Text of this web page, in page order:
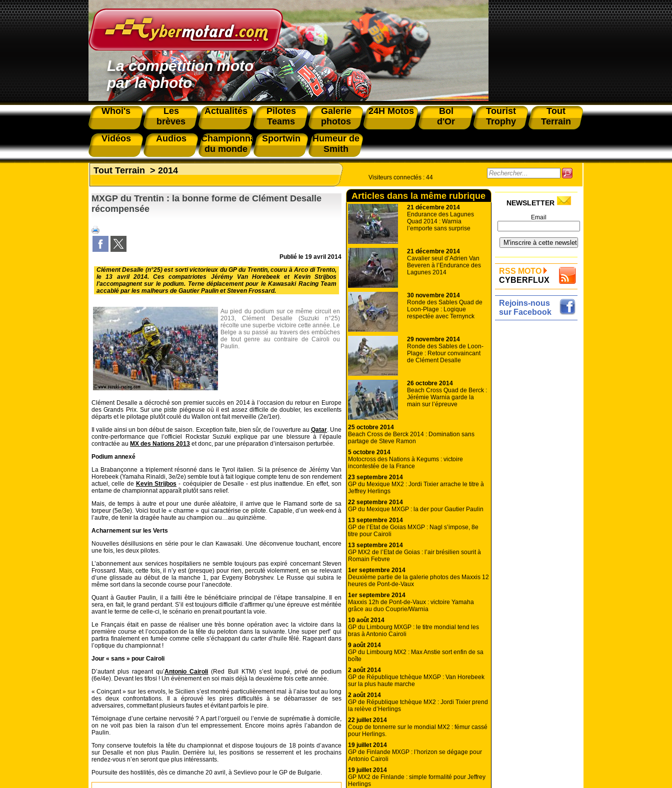
La compétition moto
par la photo
Whoi's
Les
brèves
Actualités
Pilotes
Teams
Galerie
photos
24H Motos
Bol
d'Or
Tourist
Trophy
Tout
Terrain
Vidéos
Audios
Championnat
du monde
Sportwin
Humeur de
Smith
Tout Terrain > 2014
MXGP du Trentin : la bonne forme de Clément Desalle
récompensée
Publié le 19 avril 2014
Clément Desalle (n°25) est sorti victorieux du GP du Trentin, couru à Arco di Trento,
le 13 avril 2014. Ces compatriotes Jérémy Van Horebeek et Kevin Strijbos
l’accompagnent sur le podium. Terne déplacement pour le Kawasaki Racing Team
accablé par les malheurs de Gautier Paulin et Steven Frossard.
Au pied du podium sur ce même circuit en
2013, Clément Desalle (Suzuki n°25)
récolte une superbe victoire cette année. Le
Belge a su passé au travers des embûches
de tout genre au contraire de Cairoli ou
Paulin.
Clément Desalle a décroché son premier succès en 2014 à l’occasion du retour en Europe
des Grands Prix. Sur une piste piégeuse où il est assez difficile de doubler, les excellents
départs et le pilotage plutôt coulé du Wallon ont fait merveille (2e/1er).
Il valide ainsi un bon début de saison. Exception faite, bien sûr, de l’ouverture au Qatar. Une
contre-performance que l’officiel Rockstar Suzuki explique par une blessure à l’épaule
contractée au MX des Nations 2013 et donc, par une préparation d’intersaison perturbée.
Podium annexé
La Brabançonne a triplement résonné dans le Tyrol italien. Si la présence de Jérémy Van
Horebeek (Yamaha Rinaldi, 3e/2e) semble tout à fait logique compte tenu de son rendement
actuel, celle de Kevin Strijbos - coéquipier de Desalle - est plus inattendue. En effet, son
entame de championnat apparaît plutôt sans relief.
Mais, de temps à autre et pour une durée aléatoire, il arrive que le Flamand sorte de sa
torpeur (5e/3e). Voici tout le « charme » qui caractérise ce pilote. Capable, d’un week-end à
l’autre, de tenir la dragée haute au champion ou…au quinzième.
Acharnement sur les Verts
Nouvelles désillusions en série pour le clan Kawasaki. Une déconvenue touchant, encore
une fois, les deux pilotes.
L’abonnement aux services hospitaliers ne semble toujours pas expiré concernant Steven
Frossard. Mais, cette fois, il n’y est (presque) pour rien, percuté violemment, en se relevant
d’une glissade au début de la manche 1, par Evgeny Bobryshev. Le Russe qui subira le
même sort dans la seconde course pour l’anecdote.
Quant à Gautier Paulin, il a failli être le bénéficiaire principal de l’étape transalpine. Il en
sera, en fait, le grand perdant. S’il est toujours difficile d’affirmer qu’une épreuve est méritée
avant le terme de celle-ci, le scénario en prenait pourtant la voie.
Le Français était en passe de réaliser une très bonne opération avec la victoire dans la
première course et l’occupation de la tête du peloton dans la suivante. Une super perf’ qui
partira finalement en fumée comme celle s’échappant du carter d’huile fêlé. Rageant dans
l’optique du championnat !
Jour « sans » pour Cairoli
D’autant plus rageant qu’Antonio Cairoli (Red Bull KTM) s’est loupé, privé de podium
(6e/4e). Devant les tifosi ! Un évènement en soi mais déjà la deuxième fois cette année.
« Coinçant » sur les envols, le Sicilien s’est montré particulièrement mal à l’aise tout au long
des deux confrontations. Il a éprouvé les pires difficultés à se débarrasser de ses
adversaires, commettant plusieurs fautes et évitant parfois le pire.
Témoignage d’une certaine nervosité ? A part l’orgueil ou l’envie de suprématie à domicile,
on ne voit pas bien la raison d’un tel empressement. Encore moins après l’abandon de
Paulin.
Tony conserve toutefois la tête du championnat et dispose toujours de 18 points d’avance
sur Desalle et non plus Paulin. Derrière lui, les positions se resserrent et les prochains
rendez-vous n’en seront que plus intéressants.
Poursuite des hostilités, dès ce dimanche 20 avril, à Sevlievo pour le GP de Bulgarie.
Visiteurs connectés : 44
Articles dans la même rubrique
21 décembre 2014
Endurance des Lagunes
Quad 2014 : Warnia
l’emporte sans surprise
21 décembre 2014
Cavalier seul d’Adrien Van
Beveren à l’Endurance des
Lagunes 2014
30 novembre 2014
Ronde des Sables Quad de
Loon-Plage : Logique
respectée avec Ternynck
29 novembre 2014
Ronde des Sables de Loon-
Plage : Retour convaincant
de Clément Desalle
26 octobre 2014
Beach Cross Quad de Berck :
Jérémie Warnia garde la
main sur l’épreuve
25 octobre 2014
Beach Cross de Berck 2014 : Domination sans
partage de Steve Ramon
5 octobre 2014
Motocross des Nations à Kegums : victoire
incontestée de la France
23 septembre 2014
GP du Mexique MX2 : Jordi Tixier arrache le titre à
Jeffrey Herlings
22 septembre 2014
GP du Mexique MXGP : la der pour Gautier Paulin
13 septembre 2014
GP de l’Etat de Goias MXGP : Nagl s’impose, 8e
titre pour Cairoli
13 septembre 2014
GP MX2 de l’Etat de Goias : l’air brésilien sourit à
Romain Febvre
1er septembre 2014
Deuxième partie de la galerie photos des Maxxis 12
heures de Pont-de-Vaux
1er septembre 2014
Maxxis 12h de Pont-de-Vaux : victoire Yamaha
grâce au duo Couprie/Warnia
10 août 2014
GP du Limbourg MXGP : le titre mondial tend les
bras à Antonio Cairoli
9 août 2014
GP du Limbourg MX2 : Max Anstie sort enfin de sa
boîte
2 août 2014
GP de République tchèque MXGP : Van Horebeek
sur la plus haute marche
2 août 2014
GP de République tchèque MX2 : Jordi Tixier prend
la relève d’Herlings
22 juillet 2014
Coup de tonnerre sur le mondial MX2 : fémur cassé
pour Herlings.
19 juillet 2014
GP de Finlande MXGP : l’horizon se dégage pour
Antonio Cairoli
19 juillet 2014
GP MX2 de Finlande : simple formalité pour Jeffrey
Herlings
NEWSLETTER
Email
RSS MOTO
CYBERFLUX
Rejoins-nous
sur Facebook